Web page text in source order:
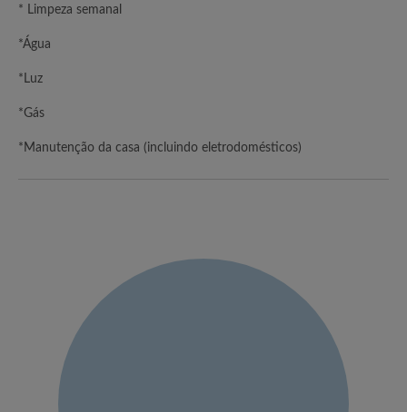
* Limpeza semanal
*Água
*Luz
*Gás
*Manutenção da casa (incluindo eletrodomésticos)